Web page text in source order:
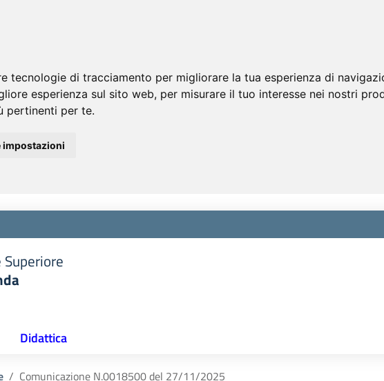
tecnologie di tracciamento per migliorare la tua esperienza di
esperienza sul sito web, per misurare il tuo interesse nei nostri
pertinenti per te.
impostazioni
Didattica
Comunicazione N.0018500 del 27/11/2025